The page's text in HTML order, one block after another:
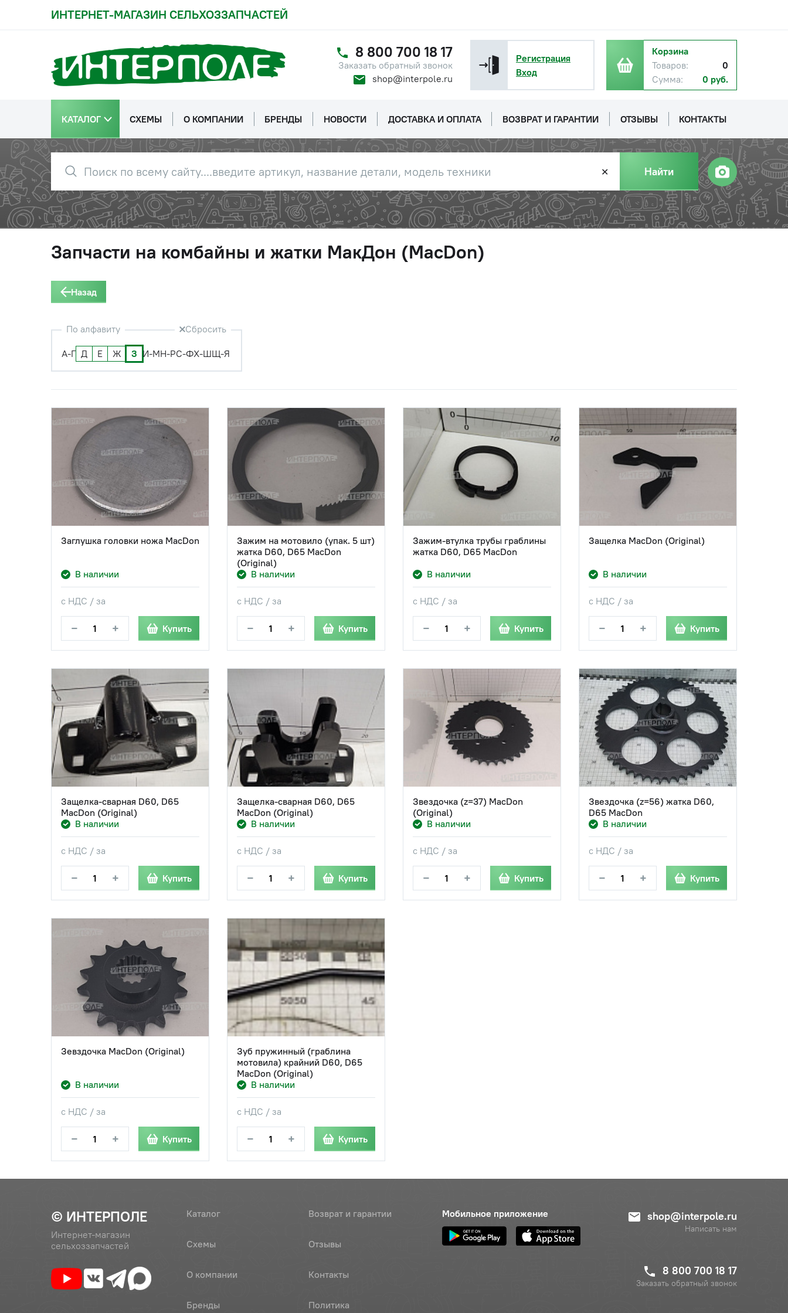
ИНТЕРНЕТ-МАГАЗИН СЕЛЬХОЗЗАПЧАСТЕЙ
8 800 700 18 17
Заказать обратный звонок
shop@interpole.ru
Регистрация
Вход
Корзина
Товаров:
0
Сумма:
0 руб.
КАТАЛОГ СХЕМЫ О КОМПАНИИ БРЕНДЫ НОВОСТИ ДОСТАВКА И ОПЛАТА ВОЗВРАТ И ГАРАНТИИ ОТЗЫВЫ КОНТАКТЫ
✕ Найти
Запчасти на комбайны и жатки МакДон (MacDon)
Назад
По алфавиту Сбросить
А-Г Д Е Ж З И-МН-РС-ФХ-ШЩ-Я
Заглушка головки ножа MacDon
В наличии
с НДС / за
− + Купить
Зажим на мотовило (упак. 5 шт)
жатка D60, D65 MacDon
(Original)
В наличии
с НДС / за
− + Купить
Зажим-втулка трубы граблины
жатка D60, D65 MacDon
В наличии
с НДС / за
− + Купить
Защелка MacDon (Original)
В наличии
с НДС / за
− + Купить
Защелка-сварная D60, D65
MacDon (Original)
В наличии
с НДС / за
− + Купить
Защелка-сварная D60, D65
MacDon (Original)
В наличии
с НДС / за
− + Купить
Звездочка (z=37) MacDon
(Original)
В наличии
с НДС / за
− + Купить
Звездочка (z=56) жатка D60,
D65 MacDon
В наличии
с НДС / за
− + Купить
Зевздочка MacDon (Original)
В наличии
с НДС / за
− + Купить
Зуб пружинный (граблина
мотовила) крайний D60, D65
MacDon (Original)
В наличии
с НДС / за
− + Купить
© ИНТЕРПОЛЕ
Интернет-магазин
сельхоззапчастей
Каталог
Схемы
О компании
Бренды
Возврат и гарантии
Отзывы
Контакты
Политика
Мобильное приложение shop@interpole.ru
Написать нам
8 800 700 18 17
Заказать обратный звонок